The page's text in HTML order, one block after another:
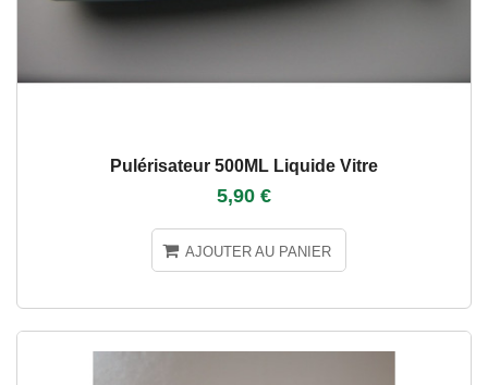
Pulérisateur 500ML Liquide Vitre
5,90 €
AJOUTER AU PANIER